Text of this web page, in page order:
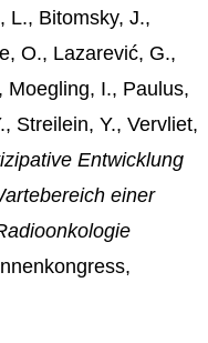
L., Bitomsky, J.,
O., Lazarević, G.,
Moegling, I., Paulus,
Streilein, Y., Vervliet,
Entwicklung
einer